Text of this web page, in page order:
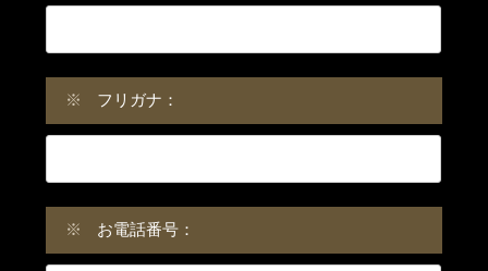
※ フリガナ：
※ お電話番号：